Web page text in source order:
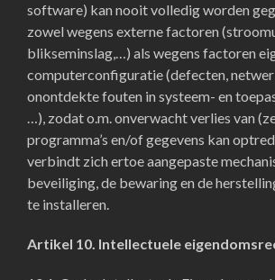
software) kan nooit volledig worden
zowel wegens externe factoren
blikseminslag,…) als wegens factoren
computerconfiguratie (defecten,
onontdekte fouten in systeem- en
…), zodat o.m. onverwacht verlies van
programma’s en/of gegevens kan
verbindt zich ertoe aangepaste
beveiliging, de bewaring en de
te installeren.
Artikel 10. Intellectuele